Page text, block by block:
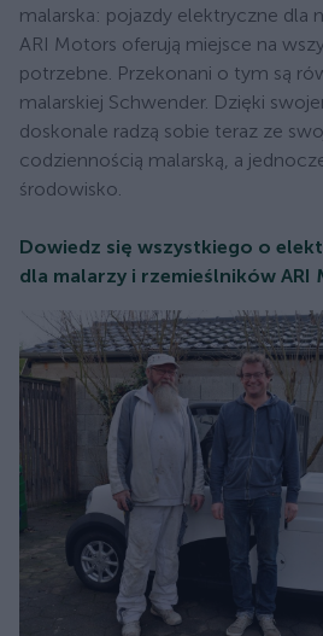
malarska: pojazdy elektryczne dla
ARI Motors oferują miejsce na
potrzebne. Przekonani o tym są
malarskiej Schwender. Dzięki
doskonale radzą sobie teraz ze
codziennością malarską, a
środowisko.
Dowiedz się wszystkiego o
dla malarzy i rzemieślników ARI